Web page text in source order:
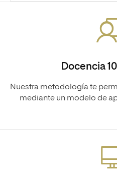
Docencia
Nuestra metodología te
mediante un modelo de